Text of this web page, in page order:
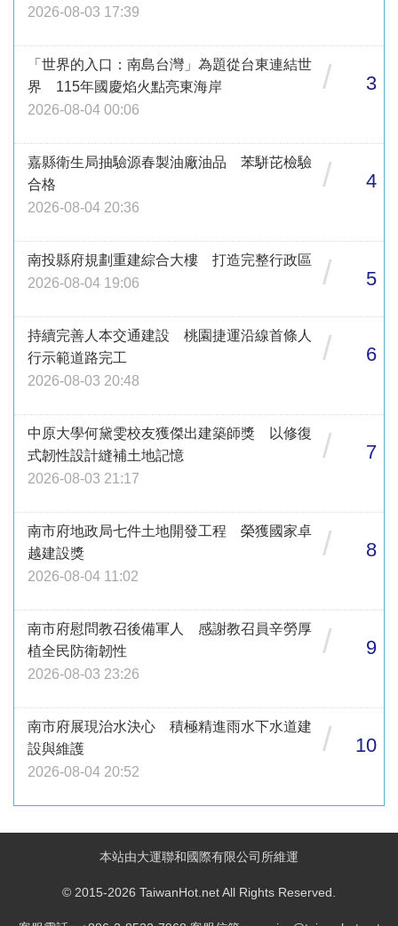
2026-08-03 17:39
「世界的入口：南島台灣」為題從台東連結世
界 115年國慶焰火點亮東海岸
2026-08-04 00:06
/ 3
嘉縣衛生局抽驗源春製油廠油品 苯駢芘檢驗
合格
2026-08-04 20:36
/ 4
南投縣府規劃重建綜合大樓 打造完整行政區
2026-08-04 19:06
/ 5
持續完善人本交通建設 桃園捷運沿線首條人
行示範道路完工
2026-08-03 20:48
/ 6
中原大學何黛雯校友獲傑出建築師獎 以修復
式韌性設計縫補土地記憶
2026-08-03 21:17
/ 7
南市府地政局七件土地開發工程 榮獲國家卓
越建設獎
2026-08-04 11:02
/ 8
南市府慰問教召後備軍人 感謝教召員辛勞厚
植全民防衛韌性
2026-08-03 23:26
/ 9
南市府展現治水決心 積極精進雨水下水道建
設與維護
2026-08-04 20:52
/ 10
本站由大運聯和國際有限公司所維運
© 2015-2026 TaiwanHot.net All Rights Reserved.